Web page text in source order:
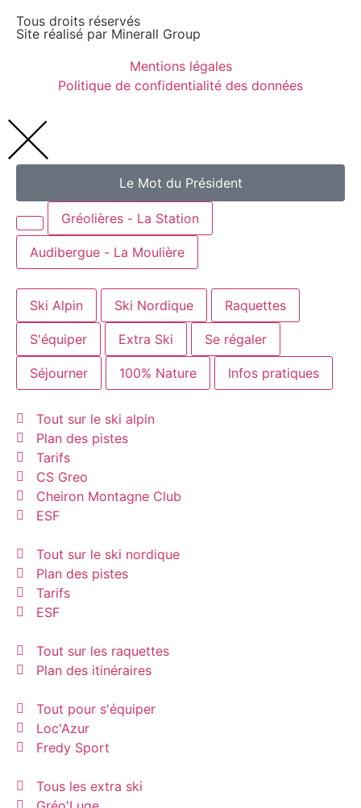
Tous droits réservés
Site réalisé par Minerall Group
Mentions légales
Politique de confidentialité des données
Le Mot du Président
Gréolières - La Station
Audibergue - La Moulière
Ski Alpin Ski Nordique Raquettes
S'équiper Extra Ski Se régaler
Séjourner 100% Nature Infos pratiques
Tout sur le ski alpin
Plan des pistes
Tarifs
CS Greo
Cheiron Montagne Club
ESF
Tout sur le ski nordique
Plan des pistes
Tarifs
ESF
Tout sur les raquettes
Plan des itinéraires
Tout pour s'équiper
Loc'Azur
Fredy Sport
Tous les extra ski